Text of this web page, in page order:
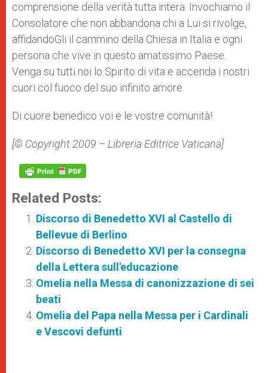
comprensione della verità tutta intera. Invochiamo il
Consolatore che non abbandona chi a Lui si rivolge,
affidandoGli il cammino della Chiesa in Italia e ogni
persona che vive in questo amatissimo Paese.
Venga su tutti noi lo Spirito di vita e accenda i nostri
cuori col fuoco del suo infinito amore.
Di cuore benedico voi e le vostre comunità!
[© Copyright 2009 – Libreria Editrice Vaticana]
Related Posts:
Discorso di Benedetto XVI al Castello di
Bellevue di Berlino
Discorso di Benedetto XVI per la consegna
della Lettera sull'educazione
Omelia nella Messa di canonizzazione di sei
beati
Omelia del Papa nella Messa per i Cardinali
e Vescovi defunti